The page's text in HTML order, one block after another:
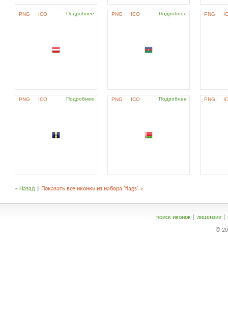
PNG ICO Подробнее PNG ICO Подробнее PNG
PNG ICO Подробнее PNG ICO Подробнее PNG
« Назад Показать все иконки из набора 'flags' »
поиск иконок| лицензии|
©